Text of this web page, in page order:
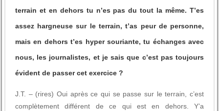
terrain et en dehors tu n’es pas du tout la même. T’es
assez hargneuse sur le terrain, t’as peur de personne,
mais en dehors t’es hyper souriante, tu échanges avec
nous, les journalistes, et je sais que c’est pas toujours
évident de passer cet exercice ?
J.T. – (rires) Oui après ce qui se passe sur le terrain, c’est
complètement différent de ce qui est en dehors. Y’a